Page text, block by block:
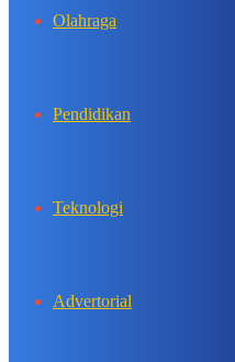
Olahraga
Pendidikan
Teknologi
Advertorial